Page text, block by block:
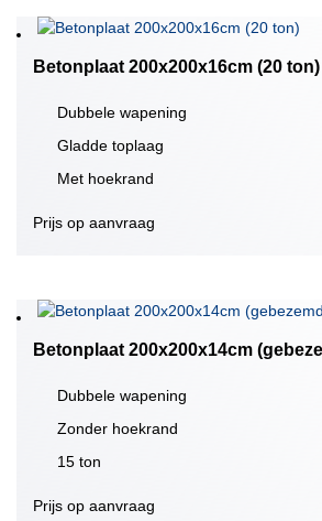
Betonplaat 200x200x16cm (20 ton)
Dubbele wapening
Gladde toplaag
Met hoekrand
Prijs op aanvraag
Betonplaat 200x200x14cm
Dubbele wapening
Zonder hoekrand
15 ton
Prijs op aanvraag